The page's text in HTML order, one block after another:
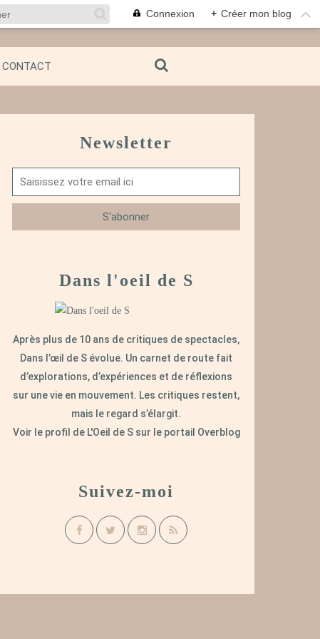
Connexion + Créer mon blog
CONTACT
Newsletter
Dans l'oeil de S
Après plus de 10 ans de critiques de spectacles,
Dans l’œil de S évolue. Un carnet de route fait
d’explorations, d’expériences et de réflexions
sur une vie en mouvement. Les critiques restent,
mais le regard s’élargit.
Voir le profil de L'Oeil de Ssur le portail Overblog
Suivez-moi